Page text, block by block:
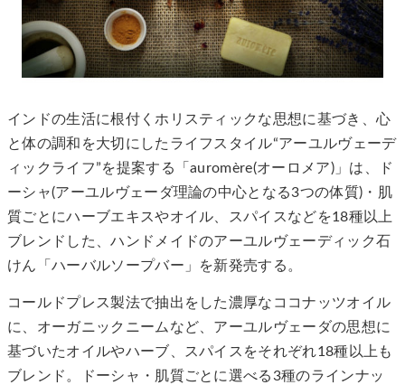
インドの生活に根付くホリスティックな思想に基づき、心
と体の調和を大切にしたライフスタイル“アーユルヴェーデ
ィックライフ”を提案する「auromère(オーロメア)」は、ド
ーシャ(アーユルヴェーダ理論の中心となる3つの体質)・肌
質ごとにハーブエキスやオイル、スパイスなどを18種以上
ブレンドした、ハンドメイドのアーユルヴェーディック石
けん「ハーバルソープバー」を新発売する。
コールドプレス製法で抽出をした濃厚なココナッツオイル
に、オーガニックニームなど、アーユルヴェーダの思想に
基づいたオイルやハーブ、スパイスをそれぞれ18種以上も
ブレンド。ドーシャ・肌質ごとに選べる3種のラインナッ